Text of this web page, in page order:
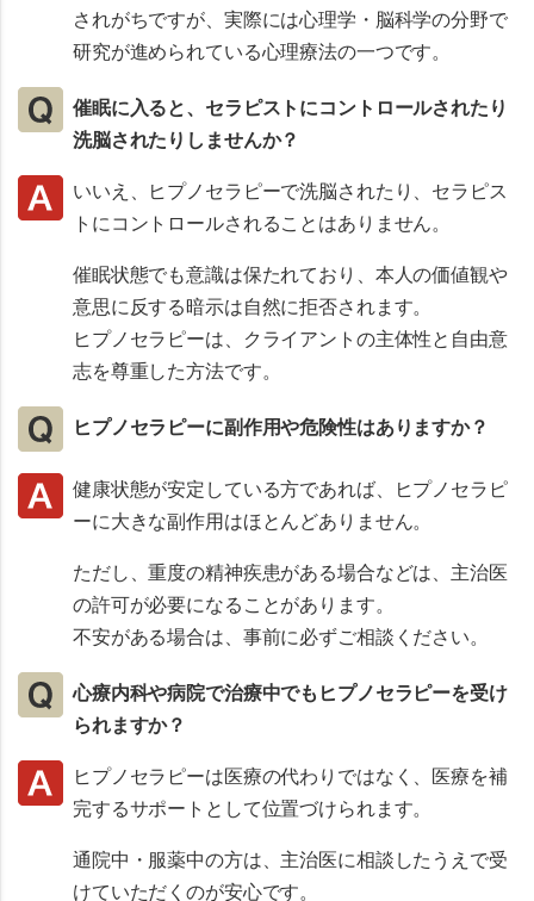
されがちですが、実際には心理学・脳科学の分野で
研究が進められている心理療法の一つです。
催眠に入ると、セラピストにコントロールされたり
洗脳されたりしませんか？
いいえ、ヒプノセラピーで洗脳されたり、セラピス
トにコントロールされることはありません。
催眠状態でも意識は保たれており、本人の価値観や
意思に反する暗示は自然に拒否されます。
ヒプノセラピーは、クライアントの主体性と自由意
志を尊重した方法です。
ヒプノセラピーに副作用や危険性はありますか？
健康状態が安定している方であれば、ヒプノセラピ
ーに大きな副作用はほとんどありません。
ただし、重度の精神疾患がある場合などは、主治医
の許可が必要になることがあります。
不安がある場合は、事前に必ずご相談ください。
心療内科や病院で治療中でもヒプノセラピーを受け
られますか？
ヒプノセラピーは医療の代わりではなく、医療を補
完するサポートとして位置づけられます。
通院中・服薬中の方は、主治医に相談したうえで受
けていただくのが安心です。